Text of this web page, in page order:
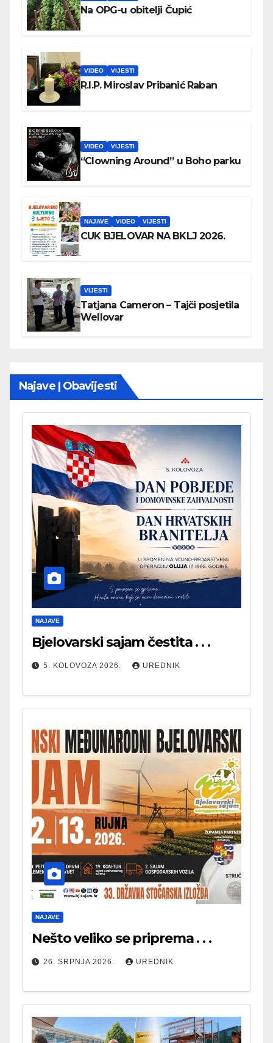
Na OPG-u obitelji Čupić
VIDEO VIJESTI
R.I.P. Miroslav Pribanić Raban
VIDEO VIJESTI
“Clowning Around” u Boho parku
NAJAVE VIDEO VIJESTI
CUK BJELOVAR NA BKLJ 2026.
VIJESTI
Tatjana Cameron – Tajči posjetila
Wellovar
Najave | Obavijesti
NAJAVE
Bjelovarski sajam čestita . . .
5. KOLOVOZA 2026. UREDNIK
NAJAVE
Nešto veliko se priprema . . .
26. SRPNJA 2026. UREDNIK